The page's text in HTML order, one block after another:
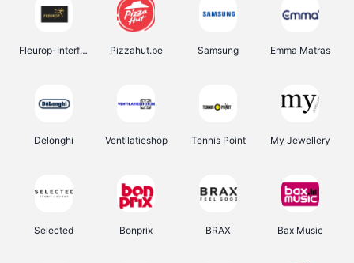
Fleurop-Interflora Pizzahut.be Samsung Emma Matras
Delonghi Ventilatieshop Tennis Point My Jewellery
Selected Bonprix BRAX Bax Music